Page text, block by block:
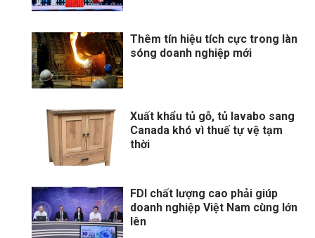
Thêm tín hiệu tích cực trong làn
sóng doanh nghiệp mới
Xuất khẩu tủ gỗ, tủ lavabo sang
Canada khó vì thuế tự vệ tạm
thời
FDI chất lượng cao phải giúp
doanh nghiệp Việt Nam cùng lớn
lên